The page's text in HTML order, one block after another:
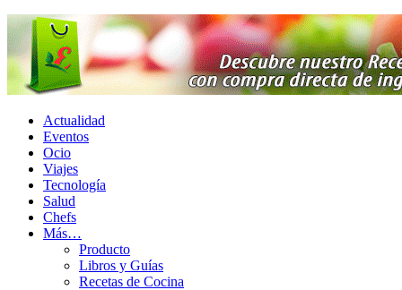
Actualidad
Eventos
Ocio
Viajes
Tecnología
Salud
Chefs
Más…
Producto
Libros y Guías
Recetas de Cocina